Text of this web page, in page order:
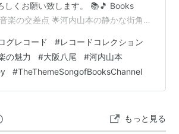
しくお願い致します。 📚🎵 Books
楽の交差点 🌟河内山本の静かな街角に
えた物語が、ここで始まります。…NO
THAN YOUR IMAGINATION.
り高く飛ぶ鳥はいない") の言葉と共
グレコード #レコードコレクション
の魅力 #大阪八尾 #河内山本
#TheThemeSongofBooksChannel
もっと見る